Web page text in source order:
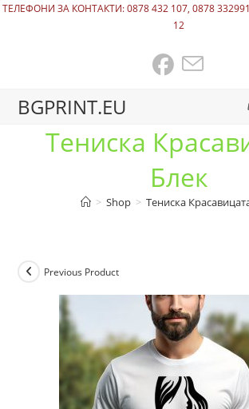
ТЕЛЕФОНИ ЗА КОНТАКТИ: 0878 432 107, 0878
12
BGPRINT.EU
Тениска
Блек
> Shop > Тениска
Previous Product